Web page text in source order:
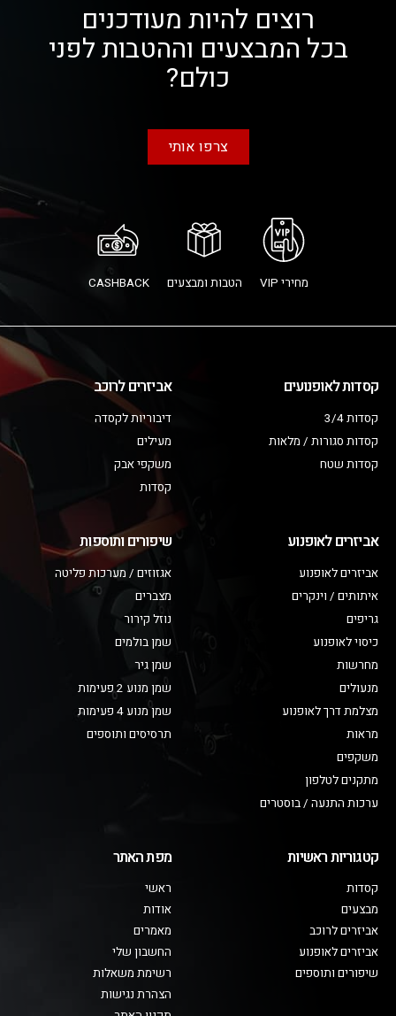
רוצים להיות מעודכנים
בכל המבצעים וההטבות לפני
כולם?
צרפו אותי
מחירי VIP הטבות ומבצעים CASHBACK
קסדות לאופנועים
קסדות 3/4
קסדות סגורות / מלאות
קסדות שטח
אביזרים לרוכב
דיבוריות לקסדה
מעילים
משקפי אבק
קסדות
אביזרים לאופנוע
אביזרים לאופנוע
איתותים / וינקרים
גריפים
כיסוי לאופנוע
מחרשות
מנעולים
מצלמת דרך לאופנוע
מראות
משקפים
מתקנים לטלפון
ערכות התנעה / בוסטרים
שיפורים ותוספות
אגזוזים / מערכות פליטה
מצברים
נוזל קירור
שמן בולמים
שמן גיר
שמן מנוע 2 פעימות
שמן מנוע 4 פעימות
תרסיסים ותוספים
קטגוריות ראשיות
קסדות
מבצעים
אביזרים לרוכב
אביזרים לאופנוע
שיפורים ותוספים
מפת האתר
ראשי
אודות
מאמרים
החשבון שלי
רשימת משאלות
הצהרת נגישות